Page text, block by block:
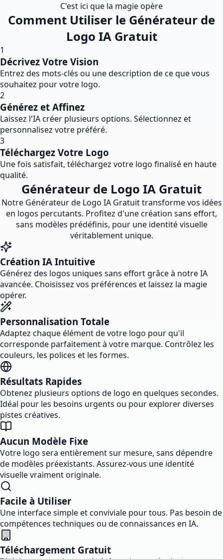
C'est ici que la magie opère
Comment Utiliser le Générateur de
Logo IA Gratuit
1
Décrivez Votre Vision
Entrez des mots-clés ou une description de ce que vous
souhaitez pour votre logo.
2
Générez et Affinez
Laissez l'IA créer plusieurs options. Sélectionnez et
personnalisez votre préféré.
3
Téléchargez Votre Logo
Une fois satisfait, téléchargez votre logo finalisé en haute
qualité.
Générateur de Logo IA Gratuit
Notre Générateur de Logo IA Gratuit transforme vos idées
en logos percutants. Profitez d'une création sans effort,
sans modèles prédéfinis, pour une identité visuelle
véritablement unique.
Création IA Intuitive
Générez des logos uniques sans effort grâce à notre IA
avancée. Choisissez vos préférences et laissez la magie
opérer.
Personnalisation Totale
Adaptez chaque élément de votre logo pour qu'il
corresponde parfaitement à votre marque. Contrôlez les
couleurs, les polices et les formes.
Résultats Rapides
Obtenez plusieurs options de logo en quelques secondes.
Idéal pour les besoins urgents ou pour explorer diverses
pistes créatives.
Aucun Modèle Fixe
Votre logo sera entièrement sur mesure, sans dépendre
de modèles préexistants. Assurez-vous une identité
visuelle vraiment originale.
Facile à Utiliser
Une interface simple et conviviale pour tous. Pas besoin de
compétences techniques ou de connaissances en IA.
Téléchargement Gratuit